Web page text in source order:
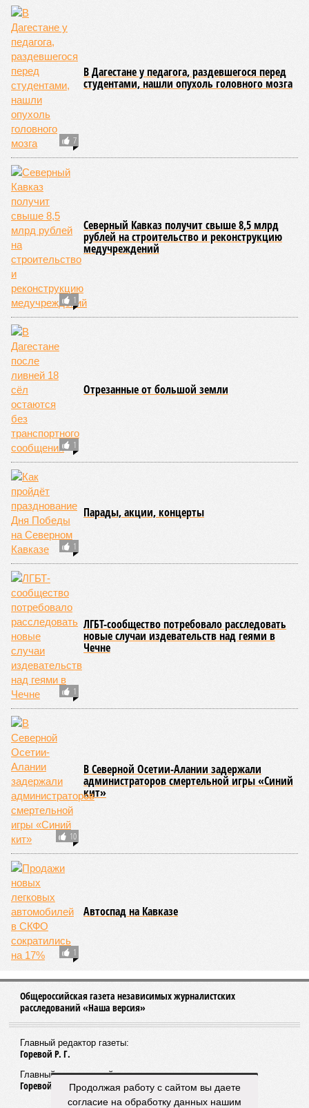
лишь к 17 июля.
В Гунибском районе на стратегической дороге «Гуниб –
Кумух» бурные потоки полностью уничтожили подъездные
пути к мостовому переходу, в результате чего от внешнего
мира оказались отрезаны сразу шесть населённых
пунктов. Ещё четыре посёлка лишились транспортного
сообщения в Лакском районе, где в настоящий момент
функционирует временная схема движения.
На региональной трассе «Мамраш – Ташкапур –
Араканский мост», пролегающей по Гергебильскому району,
водная стихия размыла дорожное полотно на семи
различных отрезках, и весь автомобильный поток был
вынужденно пущен по альтернативным маршрутам до тех
пор, пока не спадёт уровень воды в реке Кара-Койсу, что
ожидается не ранее 17 июля.
В Дахадаевском районе транспортное сообщение с одним
из сёл прервано из-за масштабного оползня, сошедшего на
проезжую часть дороги Ашты – Дирбакмахи, и открыть
движение там планируют лишь 18 июля. В Рутульском
районе без транспортного сообщения продолжают
оставаться ещё три населённых пункта.
В Тляратинском районе специалистам удалось наладить
сообщение с семью сёлами по временной схеме. В
Унцукульском районе движение по-прежнему полностью
перекрыто на автомобильной дороге «Араканская
площадка – Унцукуль – Сагринский мост», при этом
организованы объездные маршруты, а непосредственно к
аварийно-восстановительным работам рассчитывают
приступить только после существенного снижения напора
воды, сбрасываемой из штольни Ирганайской ГЭС,
ориентировочно к 15 августа.
В Чародинском районе на дороге «Цуриб – Арчиб»
транспортное сообщение с 18 населёнными пунктами было
восстановлено по временной схеме, однако подъездные
пути к двум селам всё ещё остаются заблокированными.
Ранее в Унцукульском районе Дагестана из-за
повреждения дорожного полотна протяжённостью 110
метров и серьёзных нарушений в системе водоснабжения
был объявлен режим ЧС. Для борьбы с паводками в
республике активно задействуют волонтёров.
Пятигорска
05/08
турпотоку в первой половине 2026 года
05/08
стали реже пользоваться машиной
04/08
В Северной Осетии задержали мужчину за стрельбу
на базе отдыха
04/08
Школьный набор на Ставрополье подорожал до 19,3
тысячи рублей
04/08
В Дагестане нашли почти 3,9 тысячи земельных
участков под жилую застройку
ЕЩЕ НОВОСТИ
НОВОСТИ ПАРТНЕРОВ
Продолжая работу с сайтом вы даете
согласие на обработку данных нашим